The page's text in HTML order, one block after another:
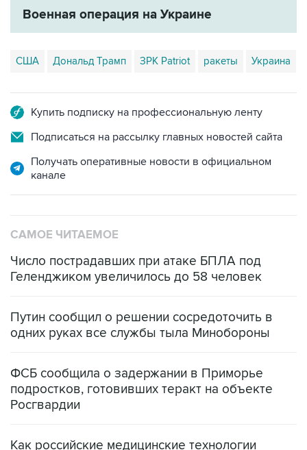
США Дональд Трамп ЗРК Patriot ракеты Украина
Подписаться на рассылку главных новостей сайта
Получать оперативные новости в официальном
канале
Число пострадавших при атаке БПЛА под
Путин сообщил о решении сосредоточить в
ФСБ сообщила о задержании в Приморье
Росгвардии
Как российские медицинские технологии